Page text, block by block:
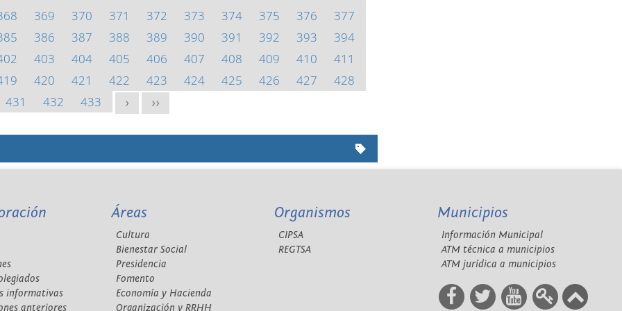
369 370 371 372 373 374 375 376
377
386 387 388 389 390 391 392 393
394
403 404 405 406 407 408 409 410
411
420 421 422 423 424 425 426 427
428
431
432 433 > >>
informativas
anteriores
Áreas
Cultura
Bienestar Social
Presidencia
Fomento
Economía y Hacienda
Organización y RRHH
Organismos
CIPSA
REGTSA
Municipios
Información Municipal
ATM técnica a municipios
ATM jurídica a municipios